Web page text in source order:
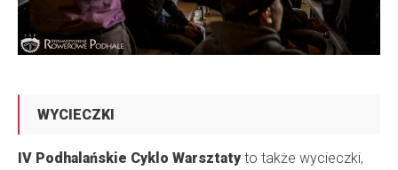
WYCIECZKI
IV Podhalańskie Cyklo Warsztaty to także wycieczki,